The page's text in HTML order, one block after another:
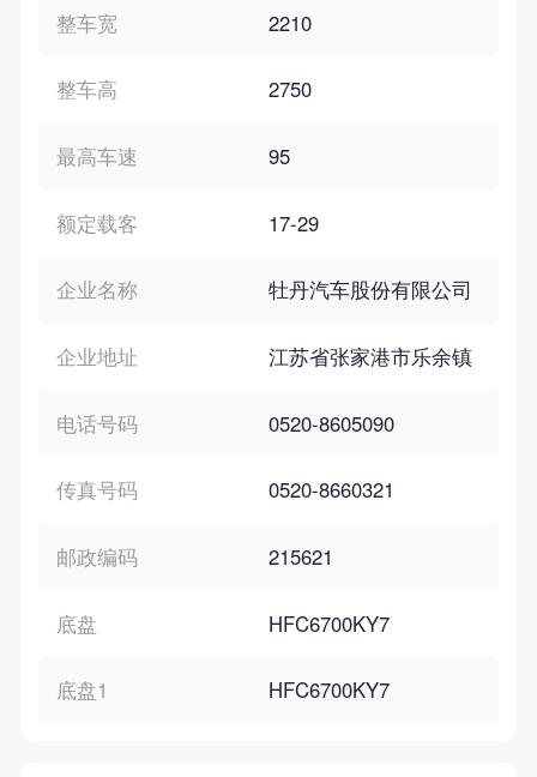
整车宽 2210
整车高 2750
最高车速 95
额定载客 17-29
企业名称 牡丹汽车股份有限公司
企业地址 江苏省张家港市乐余镇
电话号码 0520-8605090
传真号码 0520-8660321
邮政编码 215621
底盘 HFC6700KY7
底盘1 HFC6700KY7